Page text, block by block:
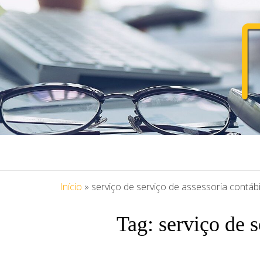
PORTAL
Blog Portal Assessoria
Início » serviço de serviço de assessoria
Tag: serviço de